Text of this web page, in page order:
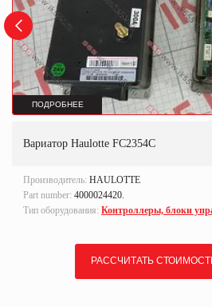
ПОДРОБНЕЕ
Вариатор Haulotte FC2354C
Производитель: HAULOTTE
Part number: 4000024420.
Тип оборудования: Контроллеры, блоки
РАССЧИТАТЬ